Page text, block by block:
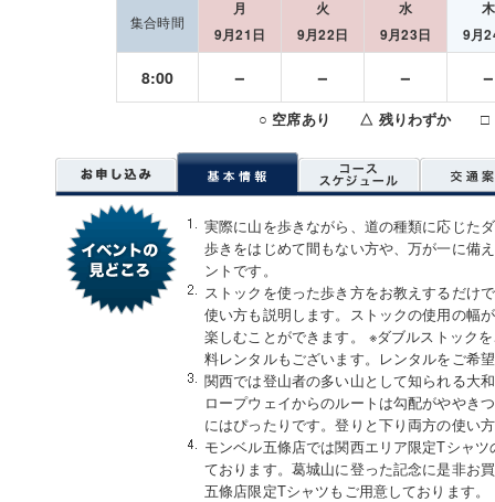
集合時間
月
9月21日
火
9月22日
水
9月23日
木
9月
8:00 － － －
○ 空席あり △ 残りわずか □
実際に山を歩きながら、道の種類に応じた
歩きをはじめて間もない方や、万が一に備
ントです。
ストックを使った歩き方をお教えするだけ
使い方も説明します。ストックの使用の幅
楽しむことができます。 ※ダブルストック
料レンタルもございます。レンタルをご希
関西では登山者の多い山として知られる大
ロープウェイからのルートは勾配がややき
にはぴったりです。登りと下り両方の使い
モンベル五條店では関西エリア限定Tシャツ
ております。葛城山に登った記念に是非お
五條店限定Tシャツもご用意しております。